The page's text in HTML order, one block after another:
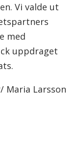
Vi valde ut
med
uppdraget
Maria Larsson